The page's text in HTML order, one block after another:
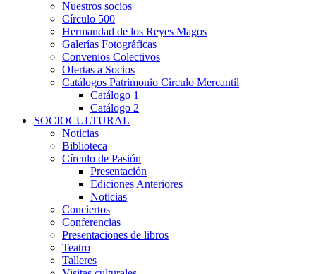
Nuestros socios
Círculo 500
Hermandad de los Reyes Magos
Galerías Fotográficas
Convenios Colectivos
Ofertas a Socios
Catálogos Patrimonio Círculo Mercantil
Catálogo 1
Catálogo 2
SOCIOCULTURAL
Noticias
Biblioteca
Círculo de Pasión
Presentación
Ediciones Anteriores
Noticias
Conciertos
Conferencias
Presentaciones de libros
Teatro
Talleres